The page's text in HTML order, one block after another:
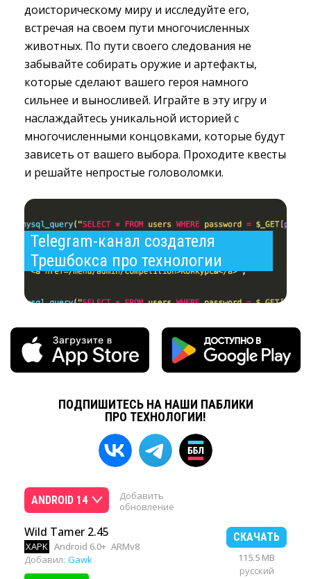
доисторическому миру и исследуйте его,
встречая на своем пути многочисленных
животных. По пути своего следования не
забывайте собирать оружие и артефакты,
которые сделают вашего героя намного
сильнее и выносливей. Играйте в эту игру и
наслаждайтесь уникальной историей с
многочисленными концовками, которые будут
зависеть от вашего выбора. Проходите квесты
и решайте непростые головоломки.
Telegram-канал создателя
Трешбокса про технологии
ПОДПИШИТЕСЬ НА НАШИ ПАБЛИКИ
ПРО ТЕХНОЛОГИИ!
ANDROID 14
Добавить
обновление
Wild Tamer 2.45
XAPK Android 6.0+ ARMv8
Добавил: Gawk
СКАЧАТЬ
115.5 MB
русский